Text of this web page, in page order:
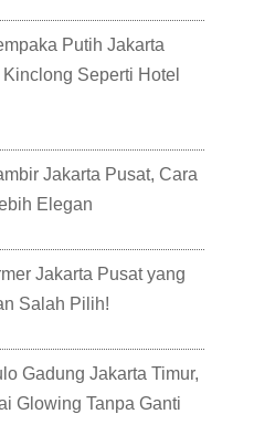
Putih Jakarta
Seperti Hotel
Jakarta Pusat, Cara
Elegan
Jakarta Pusat yang
Salah Pilih!
Gadung Jakarta Timur,
Glowing Tanpa Ganti